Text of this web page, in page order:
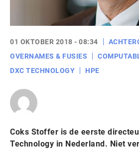
01 OKTOBER 2018 - 08:34
OVERNAMES & FUSIES
DXC TECHNOLOGY
HPE
Coks Stoffer is de eerste
Technology in Nederland. Niet